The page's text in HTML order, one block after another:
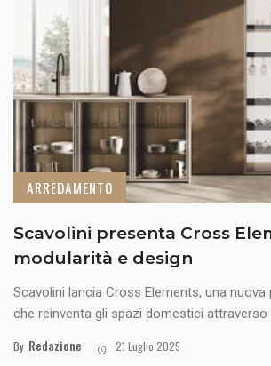
ARREDAMENTO
Scavolini presenta Cross
modularità e design
Scavolini lancia Cross Elements, una
che reinventa gli spazi domestici attraverso
By Redazione 21 Luglio 2025